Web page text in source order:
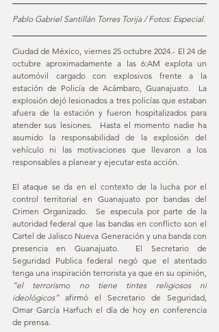
Pablo Gabriel Santillán Torres Torija / Fotos: Especial.
Ciudad de México, viernes 25 octubre 2024.- El 24 de
octubre aproximadamente a las 6:AM explota un
automóvil cargado con explosivos frente a la
estación de Policía de Acámbaro, Guanajuato.  La
explosión dejó lesionados a tres policías que estaban
afuera de la estación y fueron hospitalizados para
atender sus lesiones.  Hasta el momento nadie ha
asumido la responsabilidad de la explosión del
vehículo ni las motivaciones que llevaron a los
responsables a planear y ejecutar esta acción.
El ataque se da en el contexto de la lucha por el
control territorial en Guanajuato por bandas del
Crimen Organizado.  Se especula por parte de la
autoridad federal que las bandas en conflicto son el
Cartel de Jalisco Nueva Generación y una banda con
presencia en Guanajuato.  El Secretario de
Seguridad Publica federal negó que el atentado
“el terrorismo no tiene tintes religiosos ni
ideológicos” afirmó el Secretario de Seguridad,
Omar García Harfuch el día de hoy en conferencia
de prensa.